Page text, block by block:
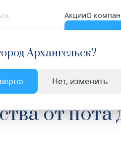
АкцииО
Архангельск?
Нет, изменить
Косметика Средства от
от